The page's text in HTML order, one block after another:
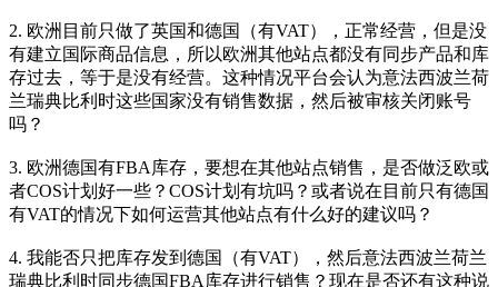
2. 欧洲目前只做了英国和德国（有VAT），正常经营，但是没
有建立国际商品信息，所以欧洲其他站点都没有同步产品和库
存过去，等于是没有经营。这种情况平台会认为意法西波兰荷
兰瑞典比利时这些国家没有销售数据，然后被审核关闭账号
吗？
3. 欧洲德国有FBA库存，要想在其他站点销售，是否做泛欧或
者COS计划好一些？COS计划有坑吗？或者说在目前只有德国
有VAT的情况下如何运营其他站点有什么好的建议吗？
4. 我能否只把库存发到德国（有VAT），然后意法西波兰荷兰
瑞典比利时同步德国FBA库存进行销售？现在是否还有这种说